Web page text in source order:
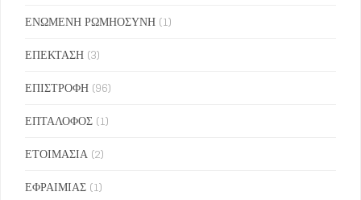
ΕΝΩΜΕΝΗ ΡΩΜΗΟΣΥΝΗ (1)
ΕΠΕΚΤΑΣΗ (3)
ΕΠΙΣΤΡΟΦΗ (96)
ΕΠΤΑΛΟΦΟΣ (1)
ΕΤΟΙΜΑΣΙΑ (2)
ΕΦΡΑΙΜΙΑΣ (1)